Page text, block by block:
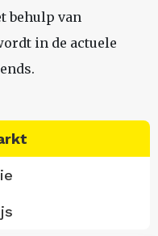
behulp van
in de actuele